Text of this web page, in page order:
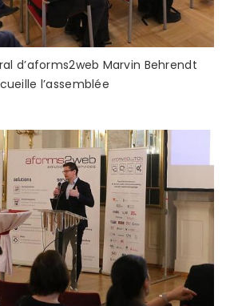
d’aforms2web Marvin Behrendt
l’assemblée